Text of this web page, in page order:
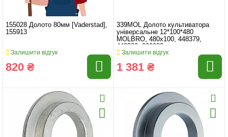
155028 Долото 80мм [Vaderstad],
155913
Залишити відгук
820 ₴
339MOL Долото культиватора
універсальне 12*100*480
MOLBRO, 480x100, 448379,
448380, 900033
Залишити відгук
1 381 ₴